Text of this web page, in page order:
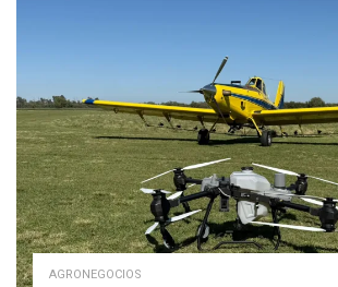
AGRONEGOCIOS